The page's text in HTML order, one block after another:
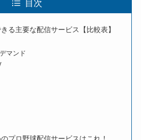
目次
る主要な配信サービス【比較表】
マンド